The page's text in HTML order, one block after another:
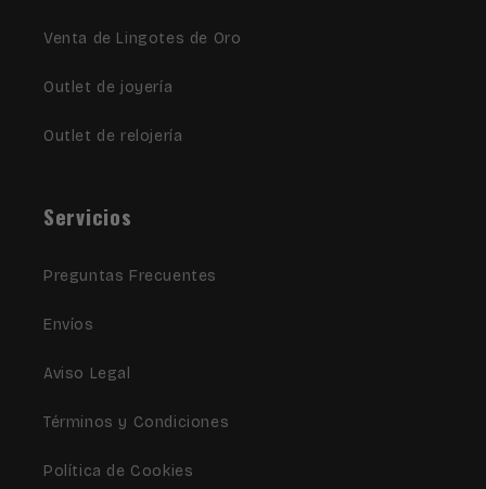
Venta de Lingotes de Oro
Outlet de joyería
Outlet de relojería
Servicios
Preguntas Frecuentes
Envíos
Aviso Legal
Términos y Condiciones
Política de Cookies